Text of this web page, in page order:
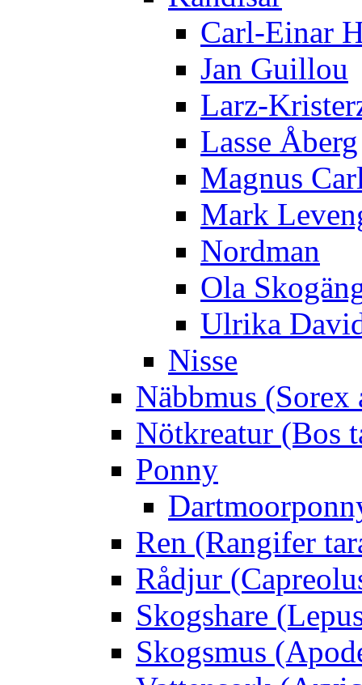
Carl-Einar
Jan Guillou
Larz-
Lasse Åberg
Magnus
Mark
Nordman
Ola
Ulrika
Nisse
Näbbmus (Sorex
Nötkreatur (Bos
Ponny
Ren (Rangifer
Rådjur
Skogshare
Skogsmus